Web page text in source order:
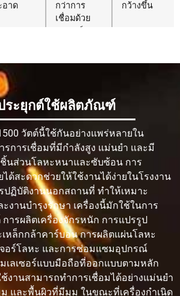
อาด
กว่าการ
เชื่อมด้วย
กว้างขึ้น
เลเซอร์
ปานกลาง
ปานกลางถึง
สูง
ด้วย
รามิเตอร์
กต้อง
สูง สูง
าะอย่าง
สำหรับ
โลหะ
งและชิ้น
ดี แต่ต้อง
อาศัยการ
ควบคุมอย่าง
ชำนาญ
เป็นไปได้ แต่
ความเสี่ยงที่
จะเกิดการ
ไหม้ทะลุสูง
ระยุกต์ใช้ผลิตภัณฑ์
วัตต์นี้ใช้กันอย่างแพร่หลายใน
การเชื่อมที่มีกำลังสูง แม่นยำ และมี
นส่วนโลหะหนาและซับซ้อน การ
ด้สะดวกช่วยให้ใช้งานได้ง่ายในโรงงาน
ปฏิบัติงานนอกสถานที่ ทำให้เหมาะ
งานบำรุงรักษา เครื่องนี้มักใช้ในการ
ารผลิตเครื่องจักรหนัก การแปรรูป
หล็กกล้าคาร์บอน การผลิตแผ่นโลหะ
อร์โลหะ และการซ่อมแซมอุปกรณ์
เลเซอร์แบบมือถือที่ออกแบบตามหลัก
งานสามารถทำการเชื่อมได้อย่างแม่นยำ
และพื้นผิวที่มีมุม ในขณะที่เครื่องกำเนิด